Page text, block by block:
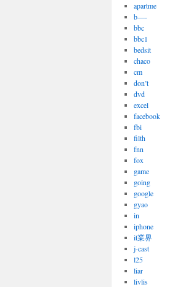
apartme
b—-
bbc
bbc1
bedsit
chaco
cm
don’t
dvd
excel
facebook
fbi
filth
fnn
fox
game
going
google
gyao
in
iphone
it業界
j-cast
l25
liar
livlis